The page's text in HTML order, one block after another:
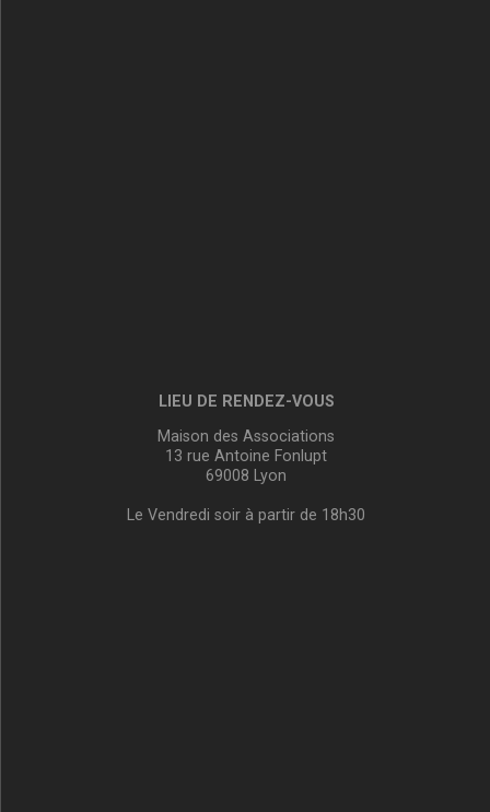
LIEU DE RENDEZ-VOUS
Maison des Associations
13 rue Antoine Fonlupt
69008 Lyon
Le Vendredi soir à partir de 18h30